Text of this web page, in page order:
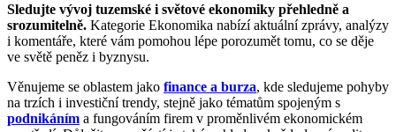
Sledujte vývoj tuzemské i světové ekonomiky přehledně a
srozumitelně. Kategorie Ekonomika nabízí aktuální zprávy, analýzy
i komentáře, které vám pomohou lépe porozumět tomu, co se děje
ve světě peněz i byznysu.
Věnujeme se oblastem jako finance a burza, kde sledujeme pohyby
na trzích i investiční trendy, stejně jako tématům spojeným s
podnikáním a fungováním firem v proměnlivém ekonomickém